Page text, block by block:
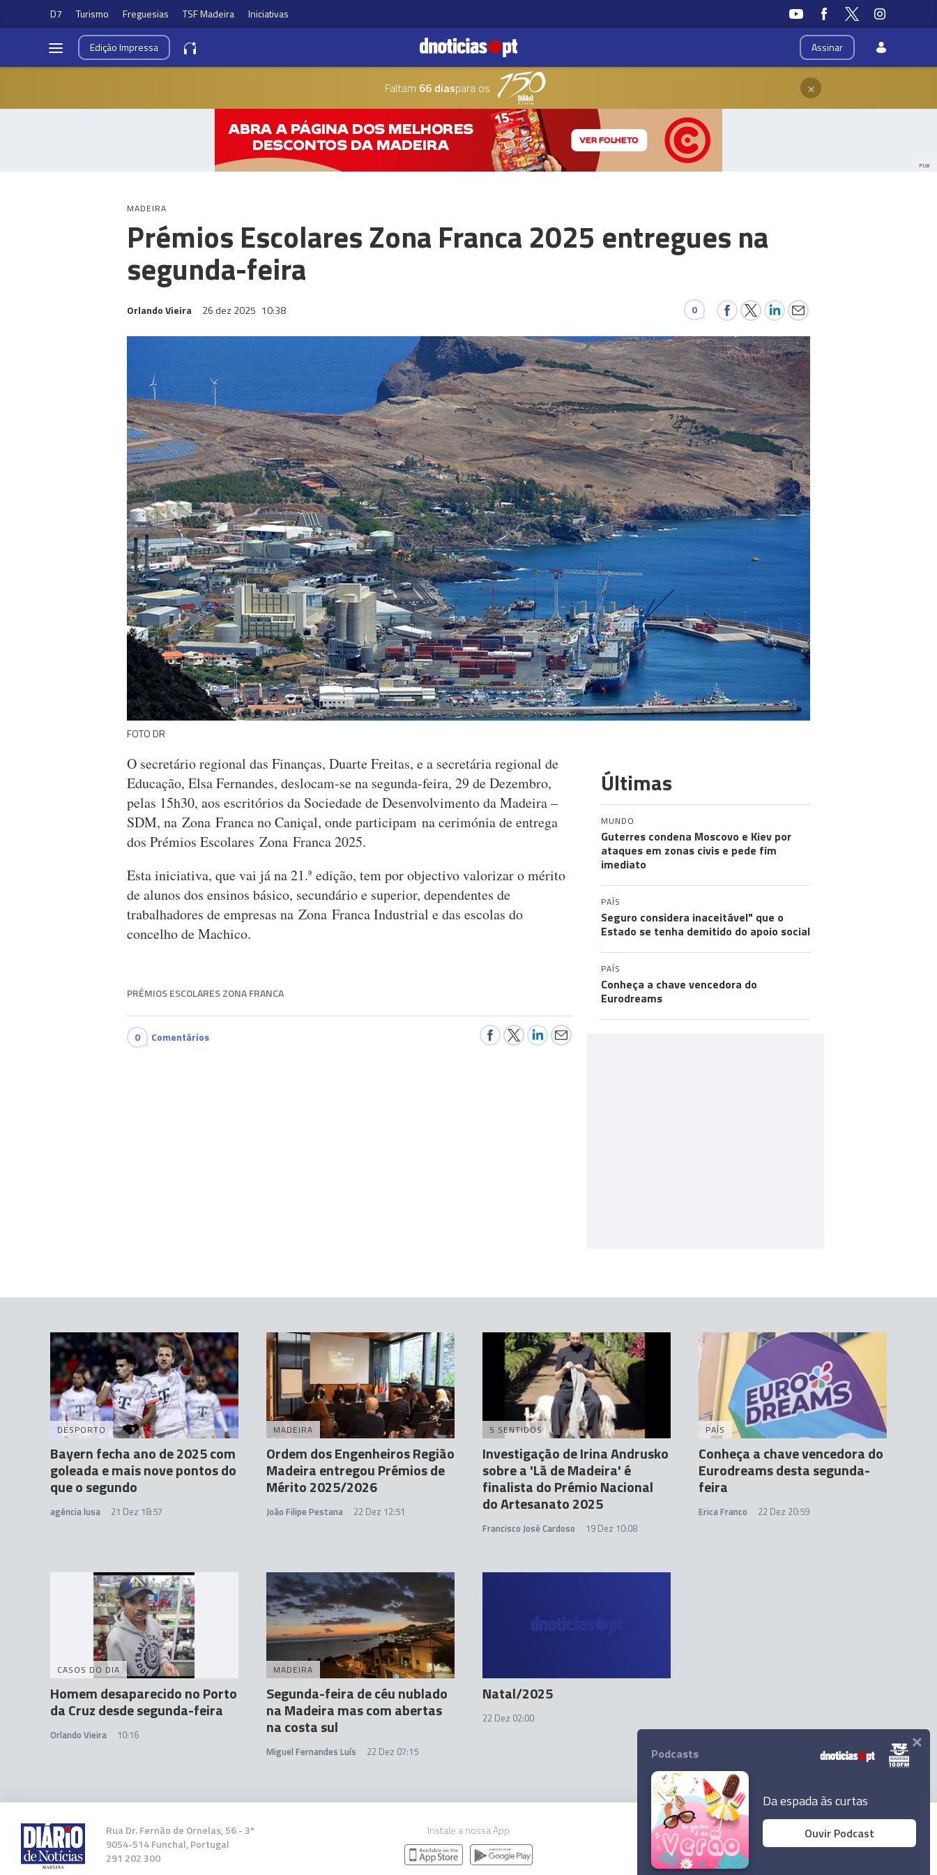
D7 Turismo Freguesias TSF Madeira Iniciativas
Assinar
EdiçãoImpressa
Faltam 66 diaspara os ×
PUB
MADEIRA
Prémios Escolares Zona Franca 2025 entregues na
segunda-feira
Orlando Vieira 26 dez 2025 10:38 0
FOTO DR
O secretário regional das Finanças, Duarte Freitas, e a secretária regional de
Educação, Elsa Fernandes, deslocam-se na segunda-feira, 29 de Dezembro,
pelas 15h30, aos escritórios da Sociedade de Desenvolvimento da Madeira –
SDM, na Zona Franca no Caniçal, onde participam na cerimónia de entrega
dos Prémios Escolares Zona Franca 2025.
Esta iniciativa, que vai já na 21.ª edição, tem por objectivo valorizar o mérito
de alunos dos ensinos básico, secundário e superior, dependentes de
trabalhadores de empresas na Zona Franca Industrial e das escolas do
concelho de Machico.
PRÉMIOS ESCOLARES ZONA FRANCA
0 Comentários
Últimas
MUNDO
Guterres condena Moscovo e Kiev por
ataques em zonas civis e pede fim
imediato
PAÍS
Seguro considera inaceitável" que o
Estado se tenha demitido do apoio social
PAÍS
Conheça a chave vencedora do
Eurodreams
DESPORTO
Bayern fecha ano de 2025 com
goleada e mais nove pontos do
que o segundo
agência lusa 21 Dez 18:57
MADEIRA
Ordem dos Engenheiros Região
Madeira entregou Prémios de
Mérito 2025/2026
João Filipe Pestana 22 Dez 12:51
5 SENTIDOS
Investigação de Irina Andrusko
sobre a 'Lã de Madeira' é
finalista do Prémio Nacional
do Artesanato 2025
Francisco José Cardoso 19 Dez 10:08
PAÍS
Conheça a chave vencedora do
Eurodreams desta segunda-
feira
Erica Franco 22 Dez 20:59
CASOS DO DIA
Homem desaparecido no Porto
da Cruz desde segunda-feira
Orlando Vieira 10:16
MADEIRA
Segunda-feira de céu nublado
na Madeira mas com abertas
na costa sul
Miguel Fernandes Luís 22 Dez 07:15
Natal/2025
22 Dez 02:00
Rua Dr. Fernão de Ornelas, 56 - 3º
9054-514 Funchal, Portugal
291 202 300
Instale a nossa App
© 2025 Empresa Diário de Notícias, Lda.
Podcasts
Da espada às curtas
Ouvir Podcast
×